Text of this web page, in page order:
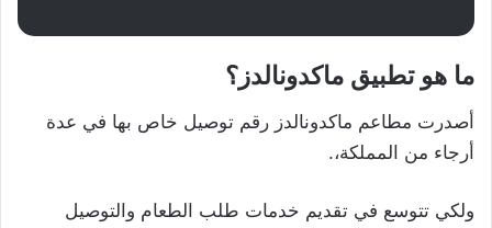
ما هو تطبيق ماكدونالدز؟
أصدرت مطاعم ماكدونالدز رقم توصيل خاص بها في عدة
أرجاء من المملكة،.
ولكي تتوسع في تقديم خدمات طلب الطعام والتوصيل